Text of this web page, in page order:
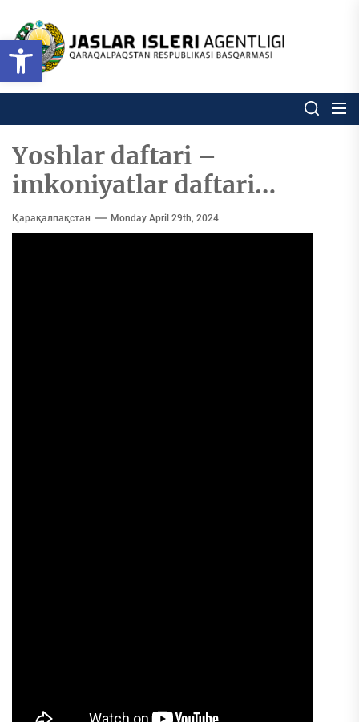
Open toolbar
content
Respublikası
basqarması
Ózbekstan jaslar isleri
Yoshlar daftari –
imkoniyatlar daftari…
Қарақалпақстан Monday April 29th, 2024